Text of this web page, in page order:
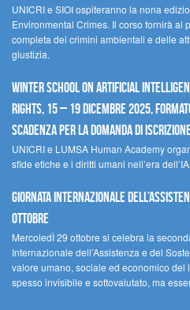
UNICRI e SIOI ospiteranno la nona
Environmental Crimes. Il corso fornirà ai
completa dei crimini ambientali e delle
giustizia.
Winter School on Artificial
Rights, 15 – 19 dicembre 2025,
scadenza per la domanda di
UNICRI e LUMSA Human Academy
sfide etiche e i diritti umani nell’era dell’IA.
Giornata internazionale
ottobre
MercoledÌ 29 ottobre si celebra la
Internazionale dell’Assistenza e del
valore umano, sociale ed economico
spesso invisibile e sottovalutato, ma